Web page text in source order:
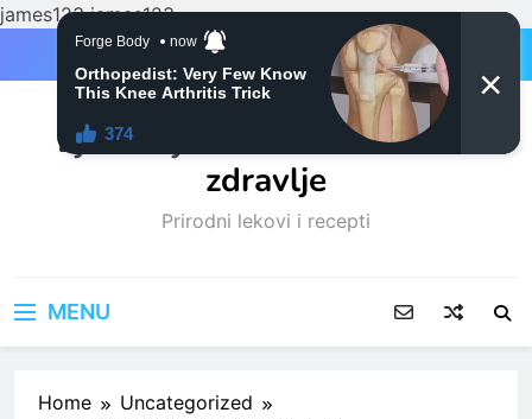
james123james123
Ljubitelji mačaka i Prirodno
zdravlje
Prirodni lekovi i recepti
MENU
Home
Uncategorized